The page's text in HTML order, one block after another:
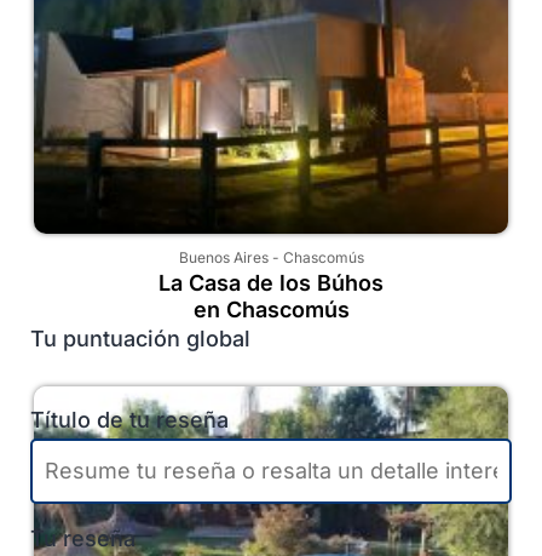
Buenos Aires- Chascomús
La Casa de los Búhos
en Chascomús
Tu puntuación global
Título de tu reseña
Tu reseña